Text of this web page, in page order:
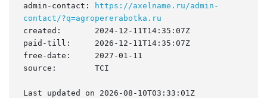
admin-contact:
https://axelname.ru/admin-
contact/?q=agropererabotka.ru
created:       2024-12-11T14:35:07Z
paid-till:     2026-12-11T14:35:07Z
free-date:     2027-01-11
source:        TCI
Last updated on 2026-08-10T03:33:01Z